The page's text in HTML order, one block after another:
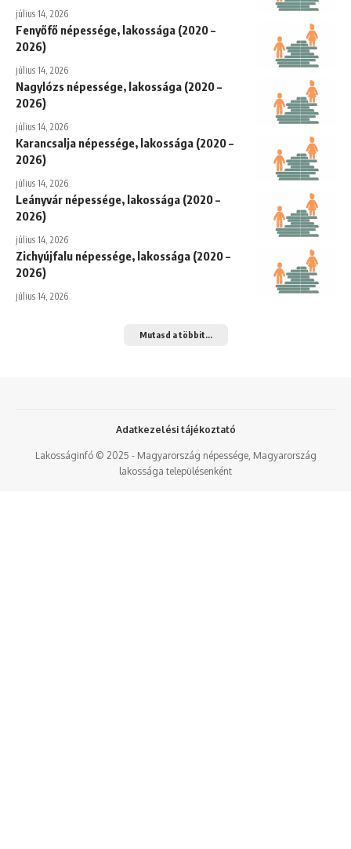
július 14, 2026
Fenyőfő népessége, lakossága (2020 –
2026)
július 14, 2026
Nagylózs népessége, lakossága (2020 –
2026)
július 14, 2026
Karancsalja népessége, lakossága (2020 –
2026)
július 14, 2026
Leányvár népessége, lakossága (2020 –
2026)
július 14, 2026
Zichyújfalu népessége, lakossága (2020 –
2026)
július 14, 2026
Mutasd a többit...
Lakosságinfó © 2025 - Magyarország népessége, Magyarország
lakossága településenként
Adatkezelési tájékoztató